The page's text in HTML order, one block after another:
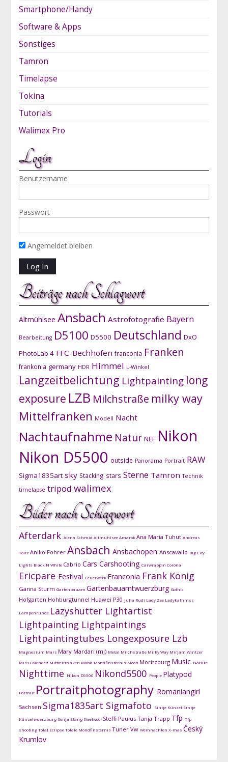
Smartphone/Handy
Software & Apps
Sonstiges
Tamron
Timelapse
Tokina
Tutorials
Walimex Pro
Login
Benutzername
Passwort
Angemeldet bleiben
Beiträge nach Schlagwort
Altmühlsee Ansbach Astrofotografie Bayern
Bearbeitung D5100 D5500 Deutschland DxO
PhotoLab 4 FFC-Bechhofen franconia Franken
frankonia germany HDR Himmel L-Winkel
Langzeitbelichtung Lightpainting long
exposure LZB Milchstraße milky way
Mittelfranken Modell Nacht
Nachtaufnahme Natur NEF Nikon
Nikon D5500 outside Panorama Portrait RAW
Sigma1835art sky Stacking stars Sterne Tamron Technik
timelapse tripod walimex
Bilder nach Schlagwort
Afterdark Alena Schmid AltmühlseeAmarokAna Maria Tuhut Andreas
Toltz Aniko Fohrer Ansbach Ansbachopen Anscavallo Big City
Lights Black N White Cabrio Cars Carshooting Carwrappin Corona
Ericpare Festival Feuerwerk Franconia Frank König
Ganna Sturm Gartenbauam Gartenbauamtwuerzburg Gothic
Hofgarten Hohburgtunnel Huawei P30 Julia Rudi Lady Zee Ladykathniss
Lampenrunde Lazyshutter Lightartist
Lightpainting Lightpaintings
Lightpaintingtubes Longexposure Lzb
Magnesium Mars Mary Mardari (mj) Metal Milchstraße Milky Way Mirjam Wintzer
Missi Mendez Mitttelfranken Mond Mondfinsternis Moon Moritzburg Music Nature
Nighttime Nikon D5500 Nikond5500 People Platypod
Portrait Portraitphotography Romaniangirl
Sachsen Sigma1835art Sigmafoto Sintje Künzel Sintje
Künzelwuerzburg Sonja Stang Steelwool Steffi Paulus Tanja Trapp Tfp Tfp-
shootingTotal EclipseTotale Mondfinsternis Tuner Vw Weihnachten X-mas Český
Krumlov